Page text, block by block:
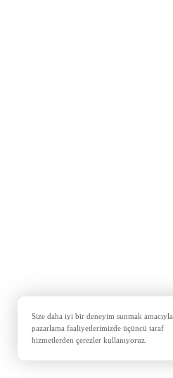
Size daha iyi bir deneyim sunmak amacıyla
pazarlama faaliyetlerimizde üçüncü taraf
hizmetlerden çerezler kullanıyoruz.